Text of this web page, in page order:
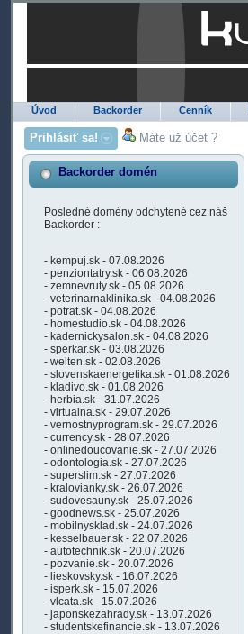
Úvod Backorder Cenník
Prihlásiť sa! Máte už účet ?
Backorder domén
Posledné domény odchytené cez náš
Backorder :
- kempuj.sk - 07.08.2026
- penziontatry.sk - 06.08.2026
- zemnevruty.sk - 05.08.2026
- veterinarnaklinika.sk - 04.08.2026
- potrat.sk - 04.08.2026
- homestudio.sk - 04.08.2026
- kadernickysalon.sk - 04.08.2026
- sperkar.sk - 03.08.2026
- welten.sk - 02.08.2026
- slovenskaenergetika.sk - 01.08.2026
- kladivo.sk - 01.08.2026
- herbia.sk - 31.07.2026
- virtualna.sk - 29.07.2026
- vernostnyprogram.sk - 29.07.2026
- currency.sk - 28.07.2026
- onlinedoucovanie.sk - 27.07.2026
- odontologia.sk - 27.07.2026
- superslim.sk - 27.07.2026
- kralovianky.sk - 26.07.2026
- sudovesauny.sk - 25.07.2026
- goodnews.sk - 25.07.2026
- mobilnysklad.sk - 24.07.2026
- kesselbauer.sk - 22.07.2026
- autotechnik.sk - 20.07.2026
- pozvanie.sk - 20.07.2026
- lieskovsky.sk - 16.07.2026
- isperk.sk - 15.07.2026
- vlcata.sk - 15.07.2026
- japonskezahrady.sk - 13.07.2026
- studentskefinancie.sk - 13.07.2026